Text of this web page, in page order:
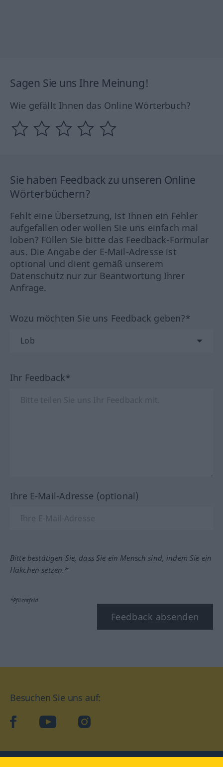
Sagen Sie uns Ihre Meinung!
Wie gefällt Ihnen das Online Wörterbuch?
Sie haben Feedback zu unseren Online
Wörterbüchern?
Fehlt eine Übersetzung, ist Ihnen ein Fehler
aufgefallen oder wollen Sie uns einfach mal
loben? Füllen Sie bitte das Feedback-Formular
aus. Die Angabe der E-Mail-Adresse ist
optional und dient gemäß unserem
Datenschutz nur zur Beantwortung Ihrer
Anfrage.
Wozu möchten Sie uns Feedback geben?*
Ihr Feedback*
Ihre E-Mail-Adresse (optional)
Bitte bestätigen Sie, dass Sie ein Mensch sind, indem Sie ein
Häkchen setzen.*
*Pflichtfeld
Feedback absenden
Besuchen Sie uns auf:
facebookYouTube Instagram